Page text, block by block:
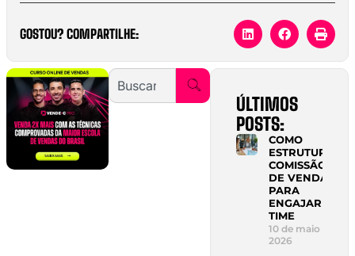
GOSTOU? COMPARTILHE:
ÚLTIMOS
POSTS:
COMO
ESTRUTURAR
COMISSÃO
DE VENDAS
PARA
ENGAJAR
TIME
10 de maio de
2026